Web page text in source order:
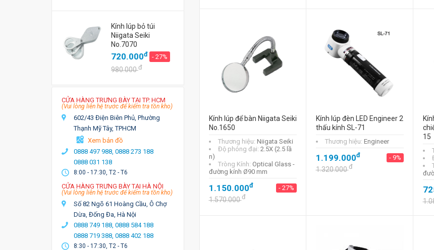
Kính lúp bỏ túi
Niigata Seiki
No.7070
720.000đ - 27%
980.000đ
CỬA HÀNG TRƯNG BÀY TẠI TP. HCM
(Vui lòng liên hệ trước để kiểm tra tồn kho)
602/43 Điện Biên Phủ, Phường
Thạnh Mỹ Tây, TPHCM
Xem bản đồ
0888 497 988, 0888 273 188
0888 031 138
8:00 - 17:30, T2 - T6
CỬA HÀNG TRƯNG BÀY TẠI HÀ NỘI
(Vui lòng liên hệ trước để kiểm tra tồn kho)
Số 82 Ngõ 61 Hoàng Cầu, Ô Chợ
Dừa, Đống Đa, Hà Nội
0888 749 188, 0888 584 188
0888 719 388, 0888 402 188
8:30 - 17:30, T2 - T6
Kính lúp để bàn Niigata Seiki
No.1650
Thương hiệu: Niigata Seiki
Độ phóng đại: 2.5X (2.5 lầ
n)
Tròng Kính: Optical Glass -
đường kính Ø90 mm
1.150.000đ - 27%
1.570.000đ
Kính lúp đèn LED Engineer 2
thấu kính SL-71
Thương hiệu: Engineer
1.199.000đ - 9%
1.320.000đ
15